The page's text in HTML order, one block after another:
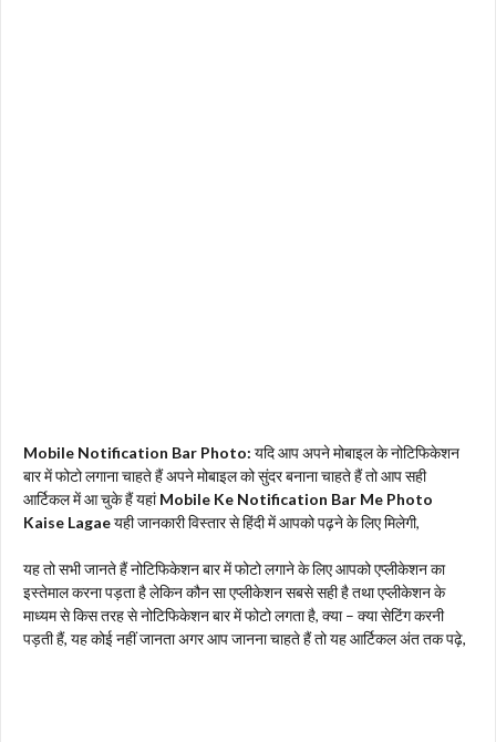
Mobile Notification Bar Photo: यदि आप अपने मोबाइल के नोटिफिकेशन
बार में फोटो लगाना चाहते हैं अपने मोबाइल को सुंदर बनाना चाहते हैं तो आप सही
आर्टिकल में आ चुके हैं यहांMobile Ke Notification Bar Me Photo
Kaise Lagaeयही जानकारी विस्तार से हिंदी में आपको पढ़ने के लिए मिलेगी,
यह तो सभी जानते हैं नोटिफिकेशन बार में फोटो लगाने के लिए आपको एप्लीकेशन का
इस्तेमाल करना पड़ता है लेकिन कौन सा एप्लीकेशन सबसे सही है तथा एप्लीकेशन के
माध्यम से किस तरह से नोटिफिकेशन बार में फोटो लगता है, क्या – क्या सेटिंग करनी
पड़ती हैं, यह कोई नहीं जानता अगर आप जानना चाहते हैं तो यह आर्टिकल अंत तक पढ़े,